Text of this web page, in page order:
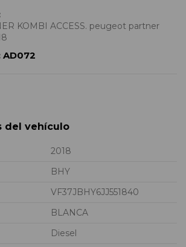
KOMBI ACCESS. peugeot partner
AD072
del vehículo
2018
BHY
VF37JBHY6JJ551840
BLANCA
Diesel